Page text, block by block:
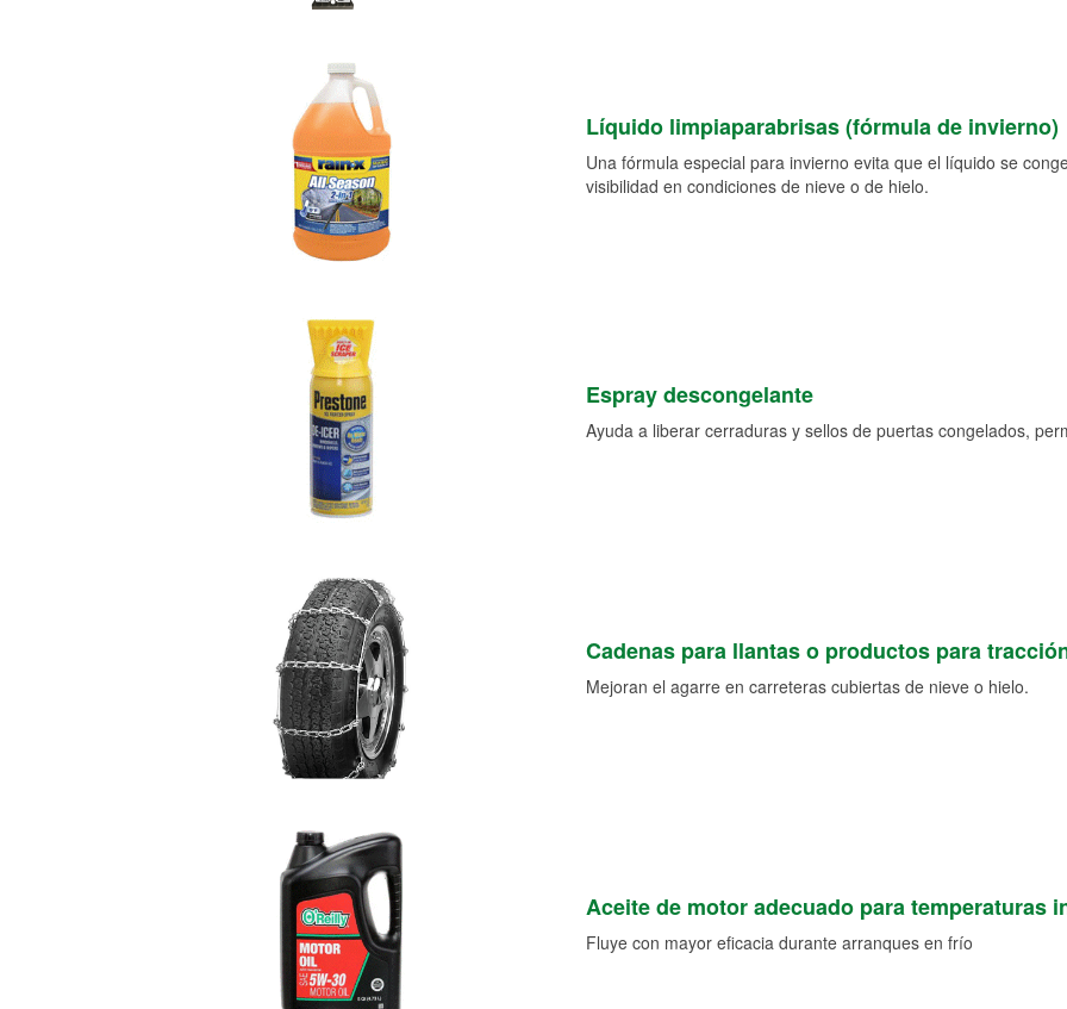
Líquido limpiaparabrisas (fórmula de invierno)
Una fórmula especial para invierno evita que el líquido se
visibilidad en condiciones de nieve o de hielo.
Espray descongelante
Ayuda a liberar cerraduras y sellos de puertas congelados,
Cadenas para llantas o productos para
Mejoran el agarre en carreteras cubiertas de nieve o hielo.
Aceite de motor adecuado para temperaturas
Fluye con mayor eficacia durante arranques en frío